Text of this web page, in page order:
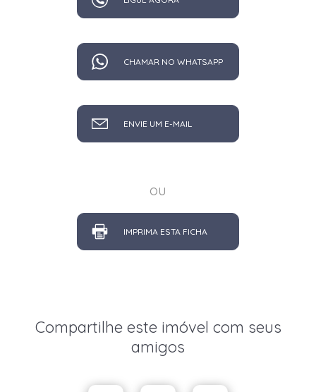
CHAMAR NO WHATSAPP
ENVIE UM E-MAIL
ou
IMPRIMA ESTA FICHA
Compartilhe este imóvel com seus
amigos